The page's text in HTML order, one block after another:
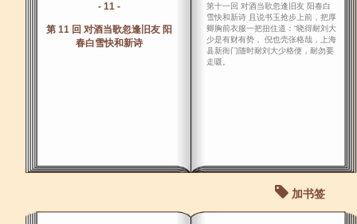
- 11 -
第 11 回 对酒当歌忽逢旧友 阳
春白雪快和新诗
第十一回 对酒当歌忽逢旧友 阳春白
雪快和新诗 且说书玉抢步上前，把厚
卿胸前衣服一把扭住道：“晓得耐刘大
少是有财有势， 倪也壳张格哉，上海
县新衙门随时耐刘大少格便，耐勿要
走嗫。
加书签